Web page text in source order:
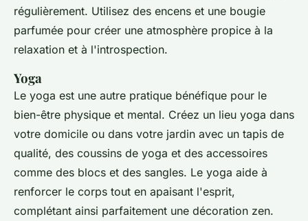
régulièrement. Utilisez des encens et une bougie
parfumée pour créer une atmosphère propice à la
relaxation et à l'introspection.
Yoga
Le yoga est une autre pratique bénéfique pour le
bien-être physique et mental. Créez un lieu yoga dans
votre domicile ou dans votre jardin avec un tapis de
qualité, des coussins de yoga et des accessoires
comme des blocs et des sangles. Le yoga aide à
renforcer le corps tout en apaisant l'esprit,
complétant ainsi parfaitement une décoration zen.